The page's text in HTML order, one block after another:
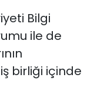
Bilgi
ile de
birliği içinde